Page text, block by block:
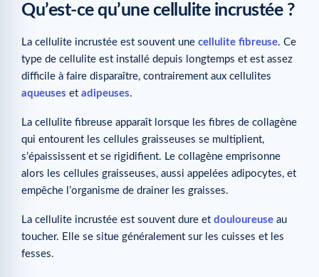
Qu’est-ce qu’une cellulite incrustée ?
La cellulite incrustée est souvent une cellulite fibreuse. Ce
type de cellulite est installé depuis longtemps et est assez
difficile à faire disparaître, contrairement aux cellulites
aqueuses et adipeuses.
La cellulite fibreuse apparaît lorsque les fibres de collagène
qui entourent les cellules graisseuses se multiplient,
s’épaississent et se rigidifient. Le collagène emprisonne
alors les cellules graisseuses, aussi appelées adipocytes, et
empêche l’organisme de drainer les graisses.
La cellulite incrustée est souvent dure et douloureuse au
toucher. Elle se situe généralement sur les cuisses et les
fesses.